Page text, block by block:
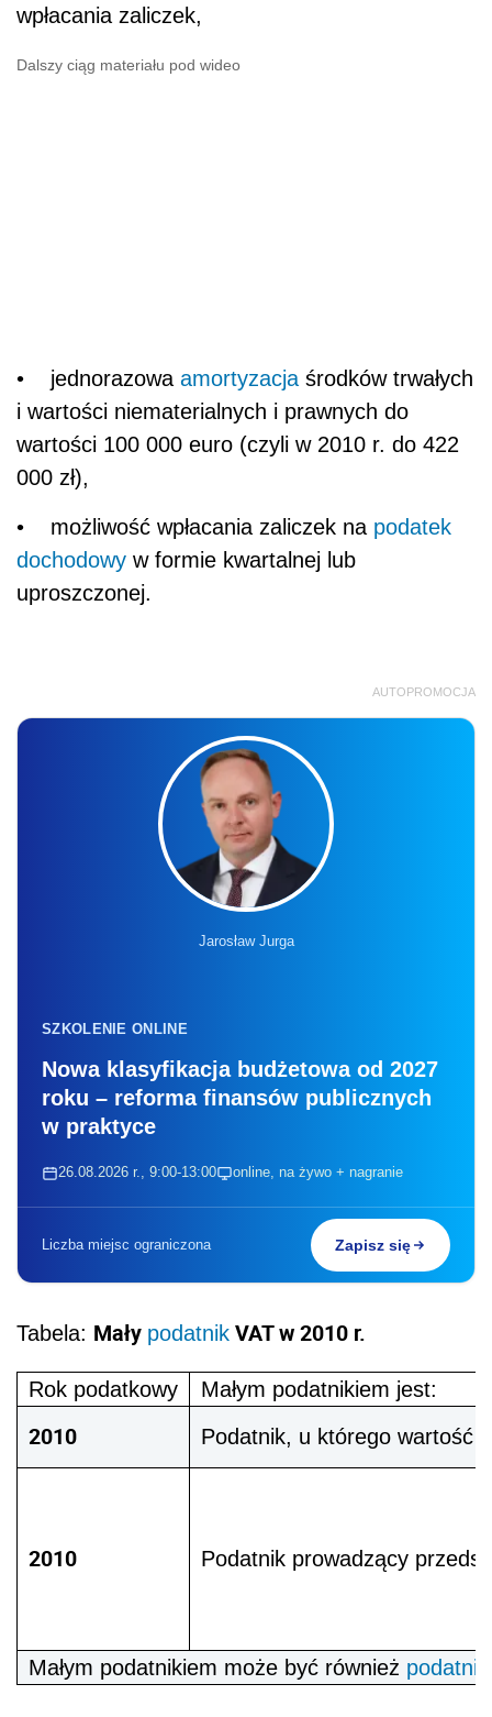
wpłacania zaliczek,
Dalszy ciąg materiału pod wideo
• jednorazowa amortyzacjaśrodków trwałych
i wartości niematerialnych i prawnych do
wartości 100 000 euro (czyli w 2010 r. do 422
000 zł),
• możliwość wpłacania zaliczek na podatek
dochodowy w formie kwartalnej lub
uproszczonej.
AUTOPROMOCJA
Jarosław Jurga
SZKOLENIE ONLINE
Nowa klasyfikacja budżetowa od 2027
roku – reforma finansów publicznych
w praktyce
26.08.2026 r., 9:00-13:00 online, na żywo + nagranie
Liczba miejsc ograniczona Zapisz się
Tabela: Mały podatnik VAT w 2010 r.
Rok podatkowy Małym podatnikiem jest:
2010 Podatnik, u którego wartość
2010 Podatnik prowadzący
Małym podatnikiem może być również podatnik